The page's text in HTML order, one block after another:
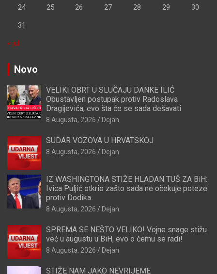
24 25 26 27 28 29 30
31
« jul
Novo
VELIKI OBRT U SLUČAJU DANKE ILIĆ
Obustavljen postupak protiv Radoslava
Dragijevića, evo šta će se sada dešavati
8 Augusta, 2026 Dejan
SUDAR VOZOVA U HRVATSKOJ
8 Augusta, 2026 Dejan
IZ WASHINGTONA STIŽE HLADAN TUŠ ZA BiH:
Ivica Puljić otkrio zašto sada ne očekuje poteze
protiv Dodika
8 Augusta, 2026 Dejan
SPREMA SE NEŠTO VELIKO! Vojne snage stižu
već u augustu u BiH, evo o čemu se radi!
8 Augusta, 2026 Dejan
STIŽE NAM JAKO NEVRIJEME